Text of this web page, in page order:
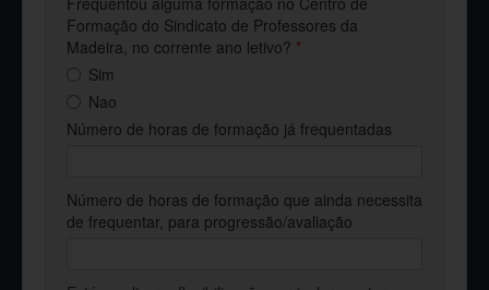
Formação do Sindicato de Professores da
Madeira, no corrente ano letivo? *
Sim
Nao
Número de horas de formação já frequentadas
Número de horas de formação que ainda necessita
de frequentar, para progressão/avaliação